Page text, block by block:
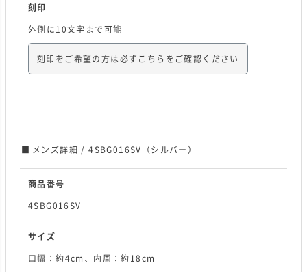
刻印
外側に10文字まで可能
刻印をご希望の方は必ずこちらをご確認ください
メンズ詳細 / 4SBG016SV（シルバー）
商品番号
4SBG016SV
サイズ
口幅：約4cm、内周：約18cm